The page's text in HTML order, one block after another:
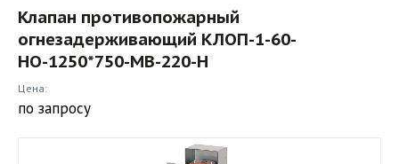
Бренды
Каталоги
Бланки запросов
Клапан противопожарный
огнезадерживающий КЛОП-1-60-
НО-1250*750-МВ-220-H
Цена:
по запросу